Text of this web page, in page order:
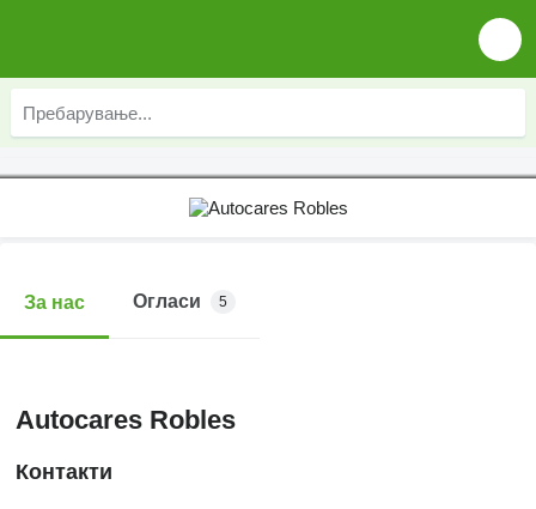
За нас Огласи 5
Autocares Robles
Контакти